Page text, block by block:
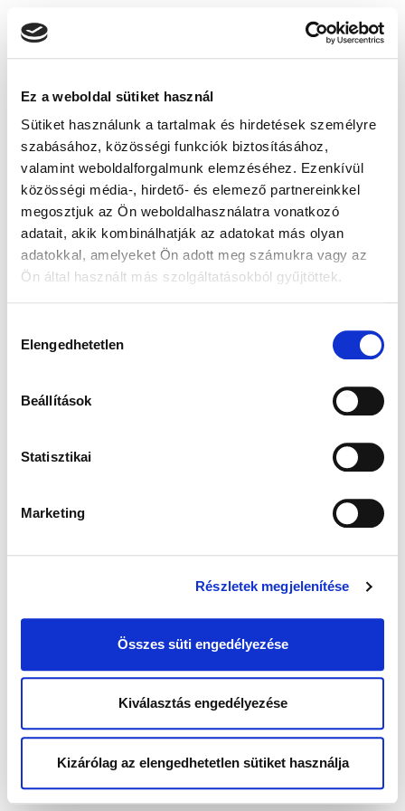
Ez a weboldal sütiket használ
Sütiket használunk a tartalmak és hirdetések személyre
szabásához, közösségi funkciók biztosításához,
valamint weboldalforgalmunk elemzéséhez. Ezenkívül
közösségi média-, hirdető- és elemező partnereinkkel
megosztjuk az Ön weboldalhasználatra vonatkozó
adatait, akik kombinálhatják az adatokat más olyan
adatokkal, amelyeket Ön adott meg számukra vagy az
Ön által használt más szolgáltatásokból gyűjtöttek.
kiválasztása
Elengedhetetlen
Beállítások
Statisztikai
Marketing
Részletek megjelenítése
Összes süti engedélyezése
Kiválasztás engedélyezése
Kizárólag az elengedhetetlen sütiket használja